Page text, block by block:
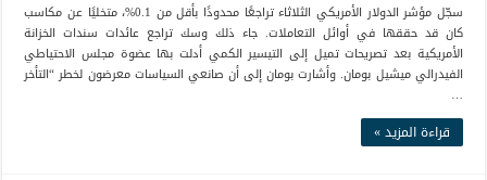
سجّل مؤشر الدولار الأمريكي الثلاثاء تراجعًا محدودًا بأقل من 0.1%، متخليًا عن مكاسب
كان قد حققها في أوائل التعاملات. جاء ذلك وسك تراجع عائدات سندات الخزانة
الأمريكية بعد تصريحات تميل إلى التيسير الكمي أدلت بها عضوة مجلس الاحتياطي
الفيدرالي ميشيل بومان. وأشارت بومان إلى أن صانعي السياسات معرضون لخطر “التأخر
…
قراءة المزيد »